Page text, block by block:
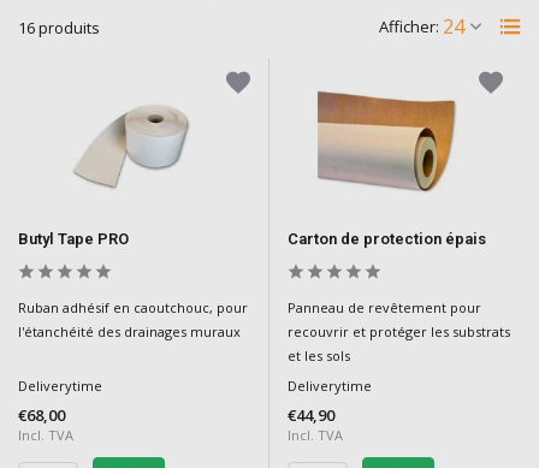
16 produits Afficher:
Butyl Tape PRO
Ruban adhésif en caoutchouc, pour
l'étanchéité des drainages muraux
Deliverytime
€68,00
Incl. TVA
Carton de protection épais
Panneau de revêtement pour
recouvrir et protéger les substrats
et les sols
Deliverytime
€44,90
Incl. TVA